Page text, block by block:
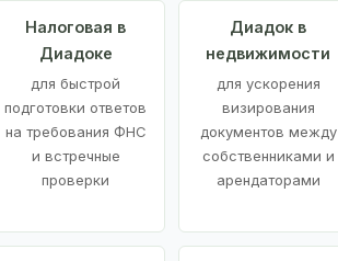
Налоговая в
Диадоке
для быстрой
подготовки ответов
на требования ФНС
и встречные
проверки
Диадок в
недвижимости
для ускорения
визирования
документов между
собственниками и
арендаторами